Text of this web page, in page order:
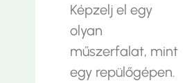
Képzelj el egy
olyan
műszerfalat, mint
egy repülőgépen.